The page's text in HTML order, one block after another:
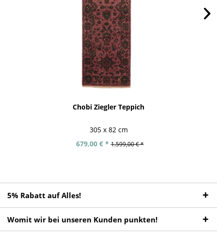
Chobi Ziegler Teppich
305 x 82 cm
679,00 € * 1.599,00 € *
5% Rabatt auf Alles!
Womit wir bei unseren Kunden punkten!